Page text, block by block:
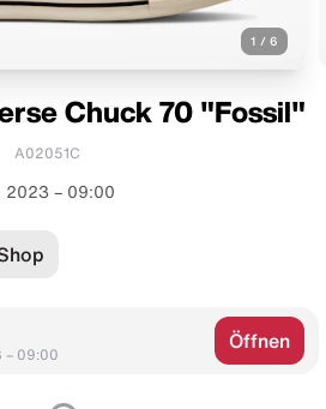
1 / 6
Chuck 70 "Fossil"
A02051C
2023 – 09:00
– 09:00
Öffnen